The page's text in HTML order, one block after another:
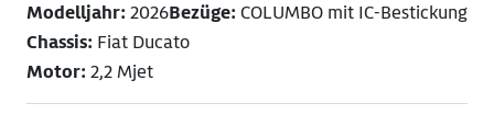
Modelljahr: 2026Bezüge: COLUMBO mit IC-Bestickung
Chassis: Fiat Ducato
Motor: 2,2 Mjet